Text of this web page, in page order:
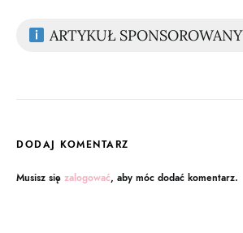
ARTYKUŁ SPONSOROWANY
DODAJ KOMENTARZ
Musisz się zalogować, aby móc dodać komentarz.